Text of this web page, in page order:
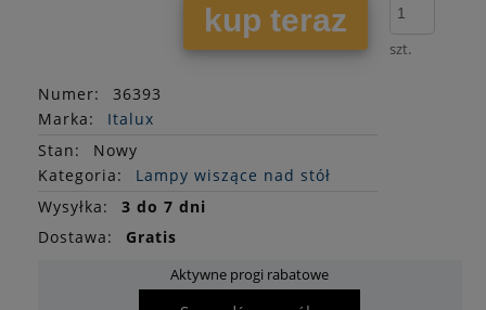
kup teraz
szt.
Numer:
36393
Marka:
Italux
Stan:
Nowy
Kategoria:
Lampy wiszące nad stół
Wysyłka:
3 do 7 dni
Dostawa:
Gratis
Aktywne progi rabatowe